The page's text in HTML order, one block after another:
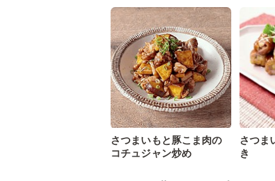
さつまいもと豚こま肉の
コチュジャン炒め
さつま
き